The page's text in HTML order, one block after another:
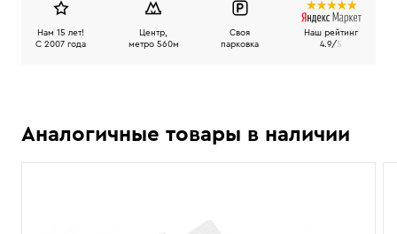
Нам 15 лет!
C 2007 года
Центр,
метро 560м
Своя
парковка
Наш рейтинг
4.9/5
Аналогичные товары в наличии